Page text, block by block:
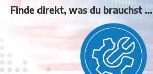
Finde direkt, was du brauchst ...